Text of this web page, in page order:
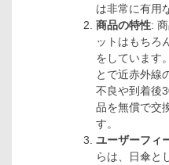
は非常に有用
商品の特性:
ットはもちろ
をしています
とで近赤外線
不良や到着後
品を無償で交
す。
ユーザーフィ
らは、日傘と